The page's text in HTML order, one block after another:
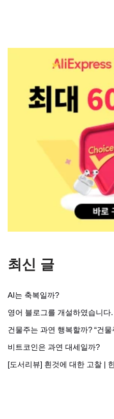
최신 글
AI는 축복일까?
영어 블로그를 개설하였습니다.
건물주는 과연 행복할까? “건
비트코인은 과연 대세일까?
[도서리뷰] 흰것에 대한 고찰 |